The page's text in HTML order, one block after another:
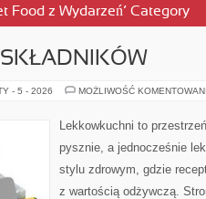
Food z Wydarzeń’ Category
SKŁADNIKÓW
- 5 - 2026 MOŻLIWOŚĆ
Lekkowkuchni to
pysznie, a jednocześnie
stylu zdrowym, gdzie
z wartością odżywczą.